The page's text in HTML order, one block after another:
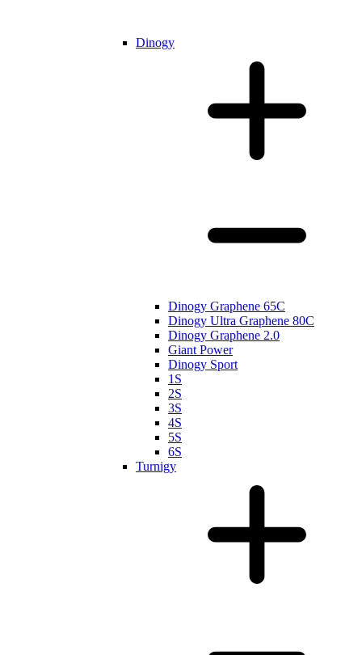
Dinogy
Dinogy Graphene 65C
Dinogy Ultra Graphene 80C
Dinogy Graphene 2.0
Giant Power
Dinogy Sport
1S
2S
3S
4S
5S
6S
Turnigy